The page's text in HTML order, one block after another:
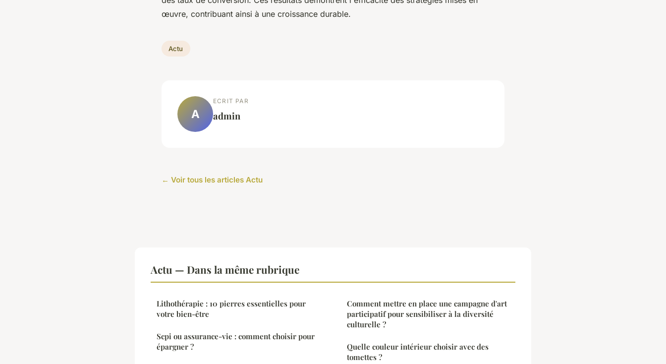
œuvre, contribuant ainsi à une croissance durable.
Actu
A
ECRIT PAR
admin
← Voir tous les articles Actu
Actu — Dans la même rubrique
Lithothérapie : 10 pierres essentielles pour
votre bien-être
Scpi ou assurance-vie : comment choisir pour
épargner ?
Comment mettre en place une campagne d'art
participatif pour sensibiliser à la diversité
culturelle ?
Quelle couleur intérieur choisir avec des
tomettes ?